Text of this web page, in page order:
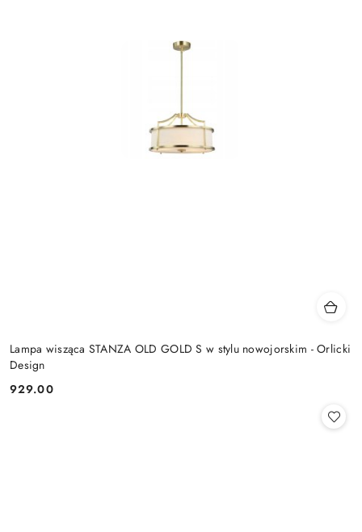
Lampa wisząca STANZA OLD GOLD S w stylu nowojorskim - Orlicki
Design
Cena:
929.00